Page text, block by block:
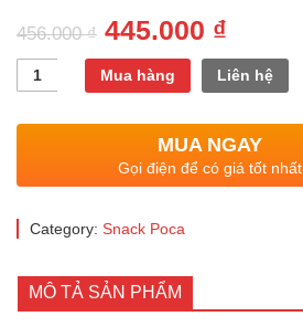
456.000₫ 445.000 ₫
Quantity Mua hàng Liên hệ
MUA NGAY
Gọi điện để có giá tốt nhất
Category: Snack Poca
MÔ TẢ SẢN PHẨM